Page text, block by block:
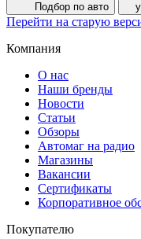
Подбор по авто
Перейти на старую
Компания
О нас
Наши бренды
Новости
Статьи
Обзоры
Автомаг на радио
Магазины
Вакансии
Сертификаты
Корпоративное
Покупателю